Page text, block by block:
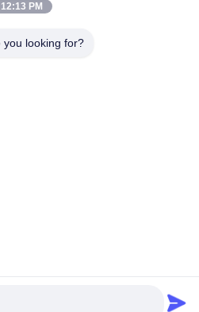
Immobilienpark Qide, Nr. 2-1,
China
© 2026 Guangzhou Yinsu
12:13 PM
you looking for?